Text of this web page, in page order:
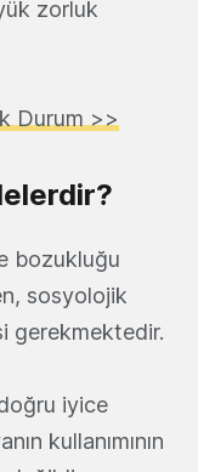
zorluk
Durum >>
iyice
kullanımının